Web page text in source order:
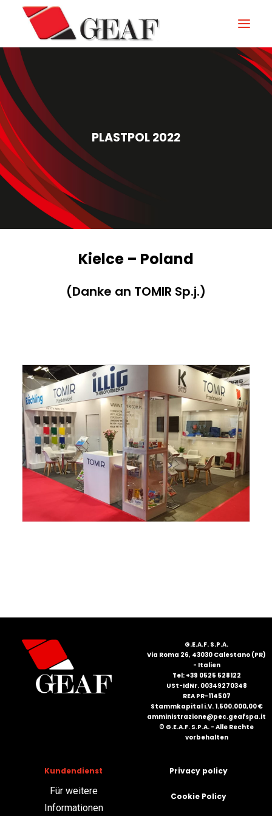
GEAF
UNTERNEHMEN
KNOW-HOW
UNSERE SEKTOREN
KONTAKTIEREN
NEUIGKEITEN UND VERANSTALTUNGEN
DOWNLOAD
ENGLISH
DEUTSCH
PLASTPOL 2022
Kielce – Poland
(Danke an TOMIR Sp.j.)
G.E.A.F. S.P.A.
Via Roma 26, 43030 Calestano (PR)
- Italien
Tel: +39 0525 528122
USt-IdNr. 00349270348
REA PR-114507
Stammkapital i.V. 1.500.000,00 €
amministrazione@pec.geafspa.it
© G.E.A.F. S.P.A. - Alle Rechte
vorbehalten
Kundendienst
Für weitere
Informationen
Privacy policy
Cookie Policy